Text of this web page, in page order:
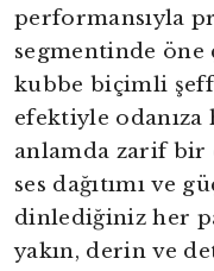
performansıyla
segmentinde
kubbe biçimli
efektiyle
anlamda zarif bir
ses dağıtımı ve
dinlediğiniz her
yakın, derin ve